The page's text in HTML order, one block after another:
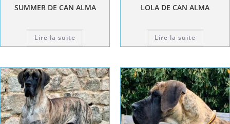
SUMMER DE CAN ALMA
Lire la suite
LOLA DE CAN ALMA
Lire la suite